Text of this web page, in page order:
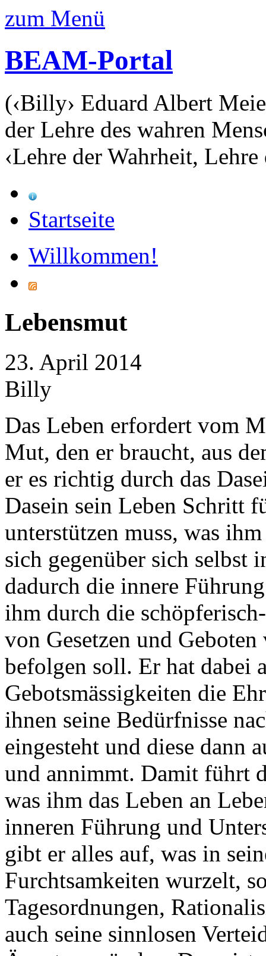
zum Menü
BEAM-Portal
(‹Billy› Eduard Albert
der Lehre des wahren
‹Lehre der Wahrheit, Lehre
Startseite
Willkommen!
Lebensmut
23. April 2014
Billy
Das Leben erfordert vom
Mut, den er braucht, aus
er es richtig durch das
Dasein sein Leben Schritt
unterstützen muss, was
sich gegenüber sich selbst
dadurch die innere
ihm durch die
von Gesetzen und
befolgen soll. Er hat dabei
Gebotsmässigkeiten die
ihnen seine Bedürfnisse
eingesteht und diese dann
und annimmt. Damit führt
was ihm das Leben an
inneren Führung und
gibt er alles auf, was in
Furchtsamkeiten wurzelt,
Tagesordnungen,
auch seine sinnlosen